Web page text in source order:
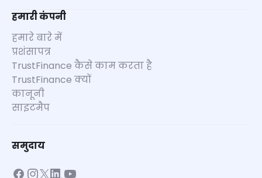
हमारी कंपनी
हमारे बारे में
प्रशंसापत्र
TrustFinance कैसे काम करता है
TrustFinance क्यों
कानूनी
साइटमैप
समुदाय